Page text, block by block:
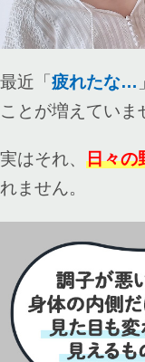
最近「疲れたな…
ことが増えていま
実はそれ、 日々の
れません。